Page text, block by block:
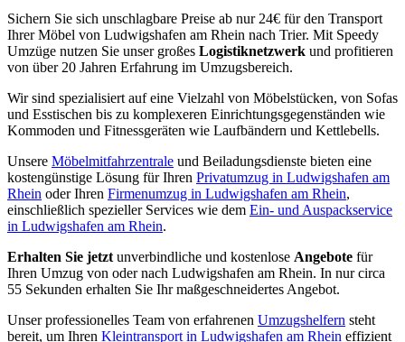
Sichern Sie sich unschlagbare Preise ab nur 24€ für den Transport
Ihrer Möbel von Ludwigshafen am Rhein nach Trier. Mit Speedy
Umzüge nutzen Sie unser großes Logistiknetzwerk und profitieren
von über 20 Jahren Erfahrung im Umzugsbereich.
Wir sind spezialisiert auf eine Vielzahl von Möbelstücken, von Sofas
und Esstischen bis zu komplexeren Einrichtungsgegenständen wie
Kommoden und Fitnessgeräten wie Laufbändern und Kettlebells.
Unsere Möbelmitfahrzentrale und Beiladungsdienste bieten eine
kostengünstige Lösung für Ihren Privatumzug in Ludwigshafen am
Rhein oder Ihren Firmenumzug in Ludwigshafen am Rhein,
einschließlich spezieller Services wie dem Ein- und Auspackservice
in Ludwigshafen am Rhein.
Erhalten Sie jetzt unverbindliche und kostenlose Angebote für
Ihren Umzug von oder nach Ludwigshafen am Rhein. In nur circa
55 Sekunden erhalten Sie Ihr maßgeschneidertes Angebot.
Unser professionelles Team von erfahrenen Umzugshelfern steht
bereit, um Ihren Kleintransport in Ludwigshafen am Rhein effizient